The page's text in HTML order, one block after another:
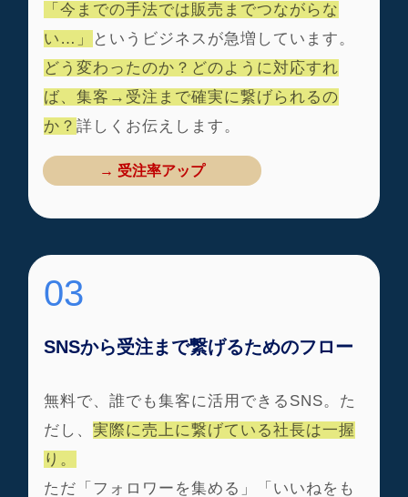
「今までの手法では販売までつながらな
い…」
というビジネスが急増しています。
どう変わったのか？どのように対応すれ
ば、集客→受注まで確実に繋げられるの
か？ 詳しくお伝えします。
→ 受注率アップ
03
SNSから受注まで繋げるためのフロー
無料で、誰でも集客に活用できるSNS。た
だし、 実際に売上に繋げている社長は一握
り 。
ただ「フォロワーを集める」「いいねをも